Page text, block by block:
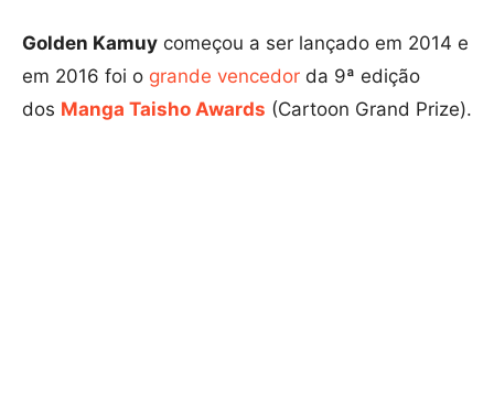
Golden Kamuy começou a ser lançado em 2014 e
em 2016 foi o grande vencedor da 9ª edição
dos Manga Taisho Awards (Cartoon Grand Prize).